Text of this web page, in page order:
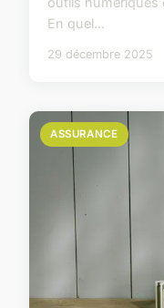
En quel...
29 décembre 2025
ASSURANCE